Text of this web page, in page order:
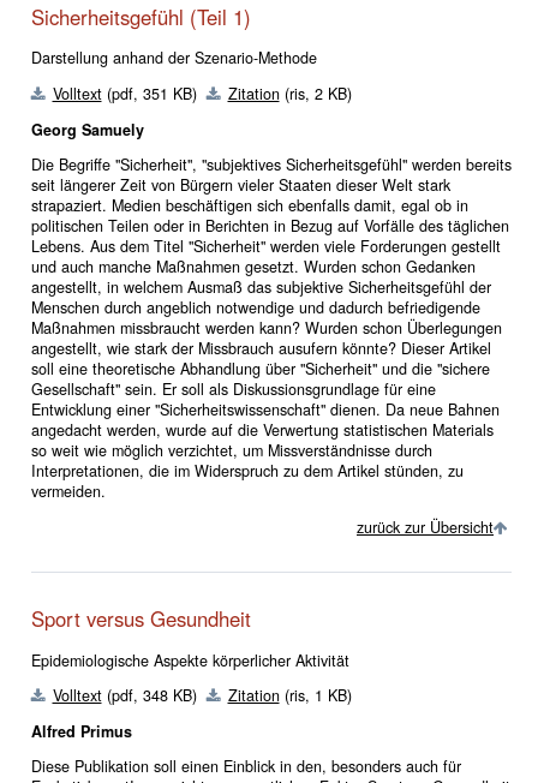
Sicherheitsgefühl (Teil 1)
Darstellung anhand der Szenario-Methode
Volltext(pdf, 351 KB) Zitation(ris, 2 KB)
Georg Samuely
Die Begriffe "Sicherheit", "subjektives Sicherheitsgefühl" werden bereits
seit längerer Zeit von Bürgern vieler Staaten dieser Welt stark
strapaziert. Medien beschäftigen sich ebenfalls damit, egal ob in
politischen Teilen oder in Berichten in Bezug auf Vorfälle des täglichen
Lebens. Aus dem Titel "Sicherheit" werden viele Forderungen gestellt
und auch manche Maßnahmen gesetzt. Wurden schon Gedanken
angestellt, in welchem Ausmaß das subjektive Sicherheitsgefühl der
Menschen durch angeblich notwendige und dadurch befriedigende
Maßnahmen missbraucht werden kann? Wurden schon Überlegungen
angestellt, wie stark der Missbrauch ausufern könnte? Dieser Artikel
soll eine theoretische Abhandlung über "Sicherheit" und die "sichere
Gesellschaft" sein. Er soll als Diskussionsgrundlage für eine
Entwicklung einer "Sicherheitswissenschaft" dienen. Da neue Bahnen
angedacht werden, wurde auf die Verwertung statistischen Materials
so weit wie möglich verzichtet, um Missverständnisse durch
Interpretationen, die im Widerspruch zu dem Artikel stünden, zu
vermeiden.
zurück zur Übersicht
Sport versus Gesundheit
Epidemiologische Aspekte körperlicher Aktivität
Volltext(pdf, 348 KB) Zitation(ris, 1 KB)
Alfred Primus
Diese Publikation soll einen Einblick in den, besonders auch für